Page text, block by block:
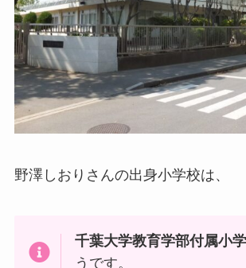
野澤しおりさんの出身小学校は、
千葉大学教育学部付属小
うです。